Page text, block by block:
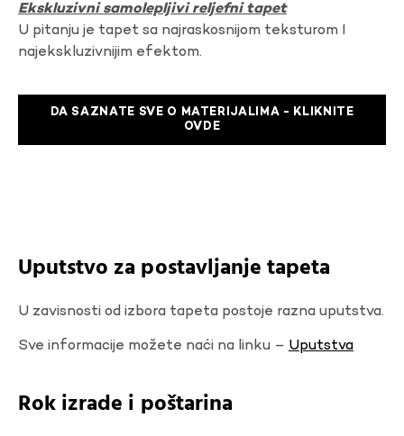
Ekskluzivni samolepljivi reljefni tapet
U pitanju je tapet sa najraskosnijom teksturom I
najekskluzivnijim efektom.
DA SAZNATE SVE O MATERIJALIMA - KLIKNITE
OVDE
Uputstvo za postavljanje tapeta
U zavisnosti od izbora tapeta postoje razna uputstva.
Sve informacije možete naći na linku – Uputstva
Rok izrade i poštarina